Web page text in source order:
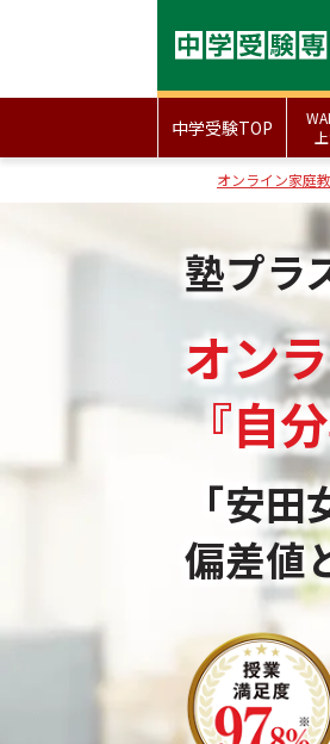
中学受験TOP
オンライン家庭
塾プラ
オン
『自分
「安
偏差値